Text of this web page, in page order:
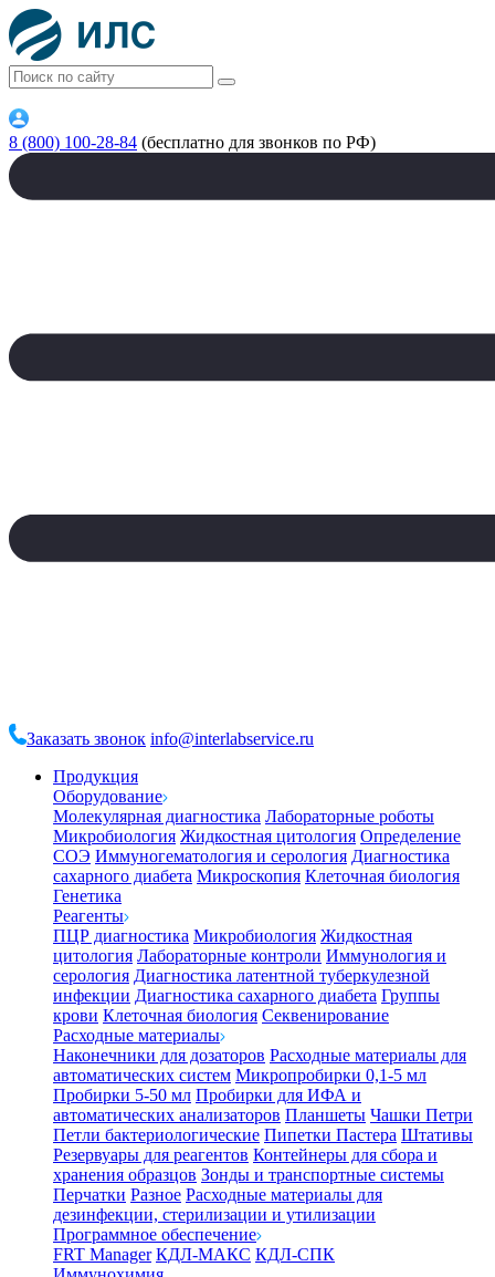
8 (800) 100-28-84 (бесплатно для звонков по РФ)
Заказать звонок info@interlabservice.ru
Продукция
Оборудование
Молекулярная диагностика Лабораторные роботы
Микробиология Жидкостная цитология Определение
СОЭ Иммуногематология и серология Диагностика
сахарного диабета Микроскопия Клеточная биология
Генетика
Реагенты
ПЦР диагностика Микробиология Жидкостная
цитология Лабораторные контроли Иммунология и
серология Диагностика латентной туберкулезной
инфекции Диагностика сахарного диабета Группы
крови Клеточная биология Секвенирование
Расходные материалы
Наконечники для дозаторов Расходные материалы для
автоматических систем Микропробирки 0,1-5 мл
Пробирки 5-50 мл Пробирки для ИФА и
автоматических анализаторов Планшеты Чашки Петри
Петли бактериологические Пипетки Пастера Штативы
Резервуары для реагентов Контейнеры для сбора и
хранения образцов Зонды и транспортные системы
Перчатки Разное Расходные материалы для
дезинфекции, стерилизации и утилизации
Программное обеспечение
FRT Manager КДЛ-МАКС КДЛ-СПК